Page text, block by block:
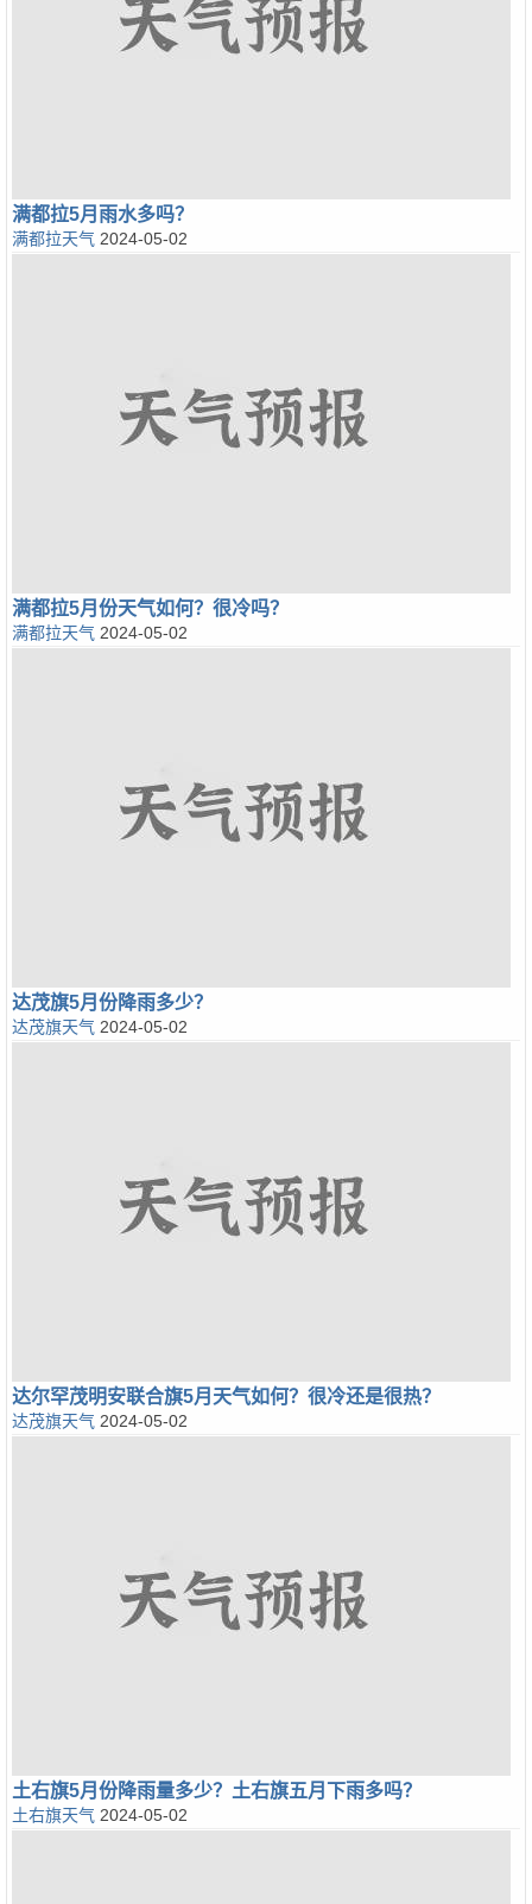
满都拉5月雨水多吗？
满都拉天气 2024-05-02
满都拉5月份天气如何？很冷吗？
满都拉天气 2024-05-02
达茂旗5月份降雨多少？
达茂旗天气 2024-05-02
达尔罕茂明安联合旗5月天气如何？很冷还是很热？
达茂旗天气 2024-05-02
土右旗5月份降雨量多少？土右旗五月下雨多吗？
土右旗天气 2024-05-02